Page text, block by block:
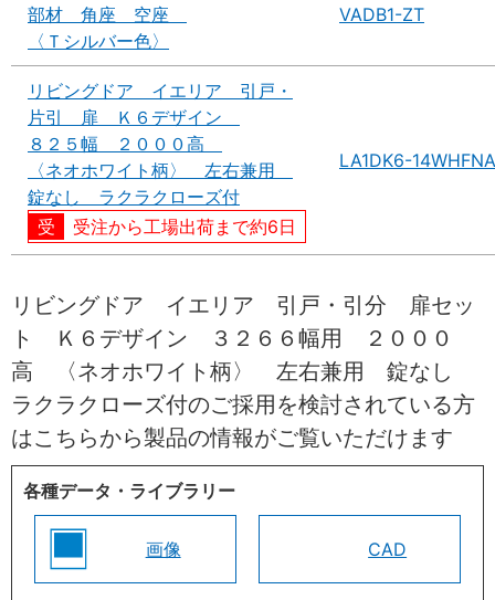
部材 角座 空座
〈Ｔシルバー色〉
VADB1-ZT
リビングドア イエリア 引戸・
片引 扉 Ｋ６デザイン
８２５幅 ２０００高
〈ネオホワイト柄〉 左右兼用
錠なし ラクラクローズ付
受注から工場出荷まで約6日
LA1DK6-14WHFNA
リビングドア イエリア 引戸・引分 扉セッ
ト Ｋ６デザイン ３２６６幅用 ２０００
高 〈ネオホワイト柄〉 左右兼用 錠なし
ラクラクローズ付のご採用を検討されている方
はこちらから製品の情報がご覧いただけます
各種データ・ライブラリー
画像 CAD